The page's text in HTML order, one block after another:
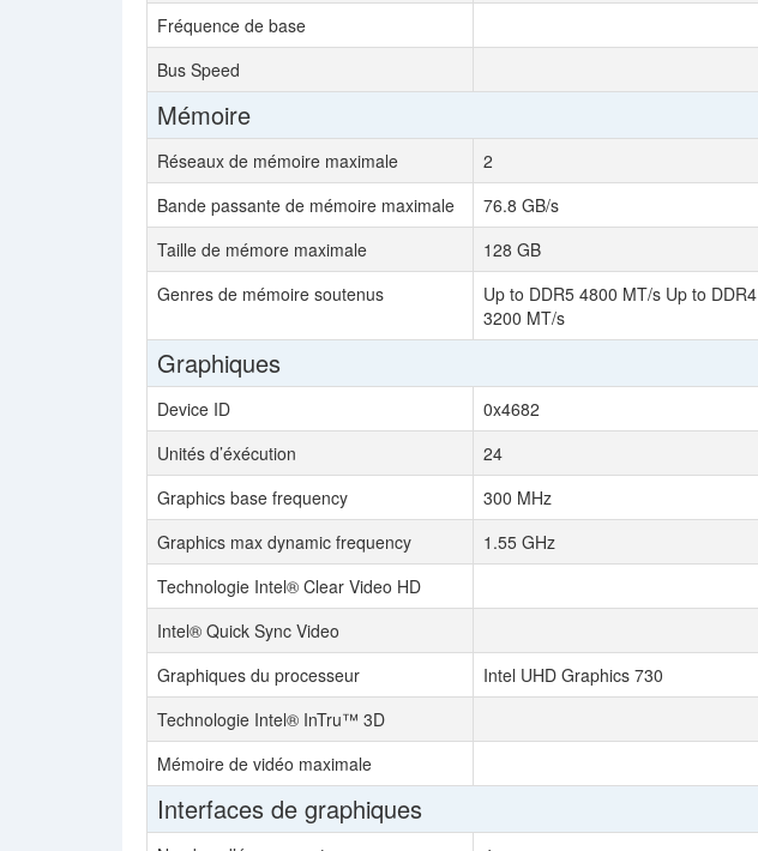
Fréquence de base
Bus Speed
Mémoire
Réseaux de mémoire maximale 2
Bande passante de mémoire maximale
76.8 GB/s
Taille de mémore maximale
128 GB
Genres de mémoire soutenus
Up to DDR5 4800 MT/s Up to DDR4
3200 MT/s
Graphiques
Device ID 0x4682
Unités d’éxécution
24
Graphics base frequency
300 MHz
Graphics max dynamic frequency
1.55 GHz
Technologie Intel® Clear Video HD
Intel® Quick Sync Video
Graphiques du processeur
Intel UHD Graphics 730
Technologie Intel® InTru™ 3D
Mémoire de vidéo maximale
Interfaces de graphiques